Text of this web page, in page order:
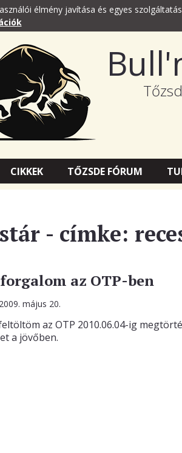
élmény javítása és egyes
CIKKEK TŐZSDE FÓRUM
- címke:
az OTP-ben
2009. május 20.
az OTP 2010.06.04-ig
a jövőben.